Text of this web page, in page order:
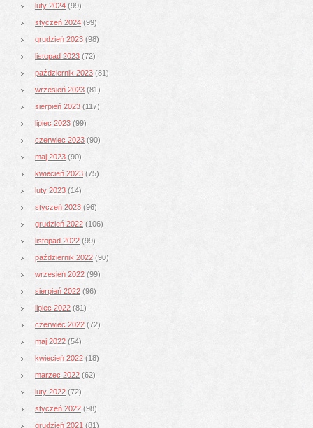
luty 2024 (99)
styczeń 2024 (99)
grudzień 2023 (98)
listopad 2023 (72)
październik 2023 (81)
wrzesień 2023 (81)
sierpień 2023 (117)
lipiec 2023 (99)
czerwiec 2023 (90)
maj 2023 (90)
kwiecień 2023 (75)
luty 2023 (14)
styczeń 2023 (96)
grudzień 2022 (106)
listopad 2022 (99)
październik 2022 (90)
wrzesień 2022 (99)
sierpień 2022 (96)
lipiec 2022 (81)
czerwiec 2022 (72)
maj 2022 (54)
kwiecień 2022 (18)
marzec 2022 (62)
luty 2022 (72)
styczeń 2022 (98)
grudzień 2021 (81)